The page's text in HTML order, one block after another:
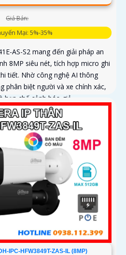
Giá Bán:
Mại: 5%-35%
AS-S2 mang đến giải pháp an
8MP siêu nét, tích hợp micro ghi
tiết. Nhờ công nghệ AI thông
phân biệt người và xe chính xác,
hạn chế cảnh báo giả
IPC-HFW3849T-ZAS-IL (8MP)